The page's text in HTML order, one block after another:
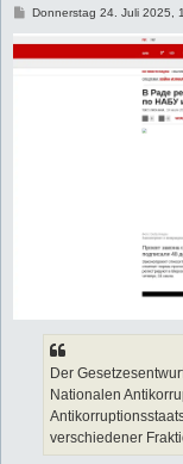
BDonnerstag 24. Juli 2025,
Der
Nationalen
verschiedener